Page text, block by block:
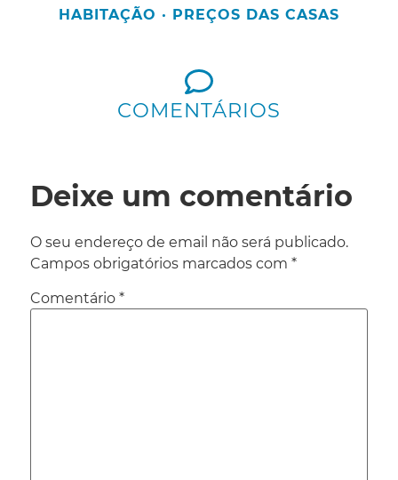
HABITAÇÃO · PREÇOS DAS CASAS
COMENTÁRIOS
Deixe um comentário
O seu endereço de email não será publicado.
Campos obrigatórios marcados com *
Comentário *